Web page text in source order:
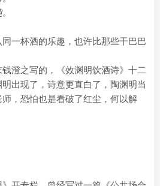
一杯酒的乐趣，也许比那些干巴巴
澄之写的，《效渊明饮酒诗》十二
出现了，诗意更直白了，陶渊明当
，恐怕也是看破了红尘，何以解